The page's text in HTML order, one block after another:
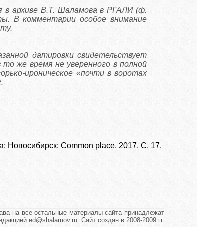
в архиве В.Т. Шаламова в РГАЛИ (ф.
В комментарии особое внимание
датировки свидетельствует
же время не уверенного в полной
ироническое «почти в воротах
Новосибирск: Common place, 2017. С. 17.
на все остальные материалы сайта принадлежат
ed@shalamov.ru. Сайт создан в 2008-2009 гг.